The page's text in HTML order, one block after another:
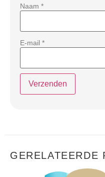
Naam *
E-mail *
GERELATEERDE